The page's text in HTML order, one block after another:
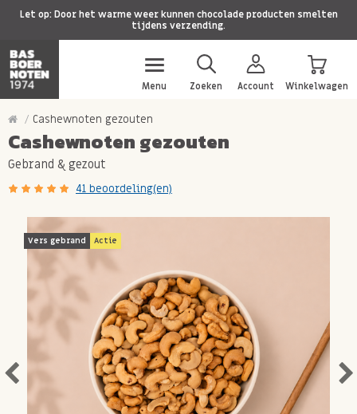
Let op: Door het warme weer kunnen chocolade producten smelten
tijdens verzending.
Menu Zoeken Account Winkelwagen
Cashewnoten gezouten
Cashewnoten gezouten
Gebrand & gezout
41 beoordeling(en)
Vers gebrand Actie